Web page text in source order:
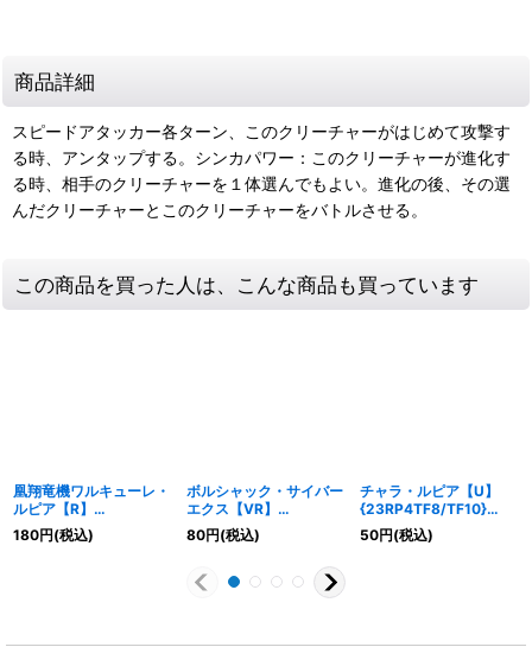
商品詳細
スピードアタッカー各ターン、このクリーチャーがはじめて攻撃す
る時、アンタップする。シンカパワー：このクリーチャーが進化す
る時、相手のクリーチャーを１体選んでもよい。進化の後、その選
んだクリーチャーとこのクリーチャーをバトルさせる。
この商品を買った人は、こんな商品も買っています
凰翔竜機ワルキューレ・
ルピア【R】
{23RP2T6/T10}《多》
180円(税込)
ボルシャック・サイバー
エクス【VR】
{EX1743/138}《多》
80円(税込)
チャラ・ルピア【U】
{23RP4TF8/TF10}
《多》
50円(税込)